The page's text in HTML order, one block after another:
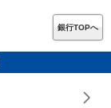
銀行TOPへ